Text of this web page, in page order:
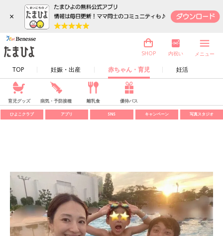
×
TOP 妊娠・出産 赤ちゃん・育児 妊活
SHOP 内祝い メニュー
育児グッズ 病気・予防接種 離乳食 優待パス
ひよこクラブ アプリ SNS キャンペーン 写真スタジオ